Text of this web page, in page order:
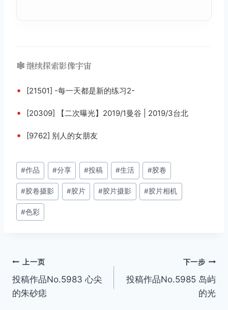
🕸️ 继续探索影像宇宙
• [21501] -每一天都是新的练习2-
• [20309] 【二次曝光】2019/1曼谷 | 2019/3台北
• [9762] 别人的女朋友
文
章
标
签：
#作品 #分享 #投稿 #生活 #胶卷
#胶卷摄影 #胶片 #胶片摄影 #胶片相机
#色彩
文
章
上一页
投稿作品No.5983 心尖
的朱砂痣
下一步
投稿作品No.5985 岛屿
的光